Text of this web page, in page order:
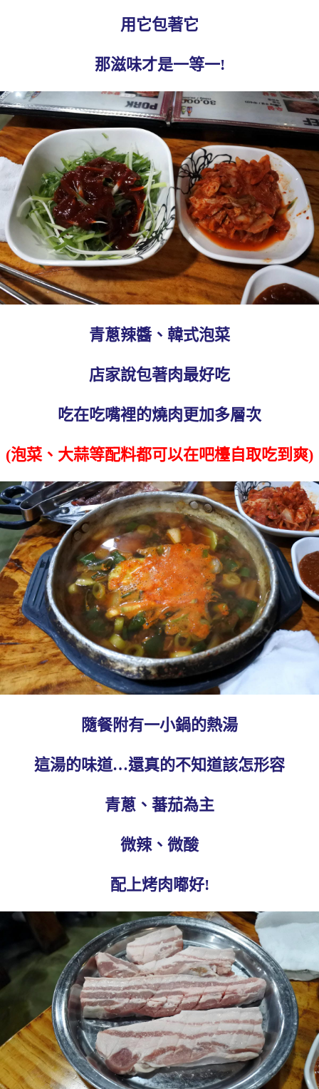
用它包著它
那滋味才是一等一!
青蔥辣醬、韓式泡菜
店家說包著肉最好吃
吃在吃嘴裡的燒肉更加多層次
(泡菜、大蒜等配料都可以在吧檯自取吃到爽)
隨餐附有一小鍋的熱湯
這湯的味道…還真的不知道該怎形容
青蔥、蕃茄為主
微辣、微酸
配上烤肉嘟好!